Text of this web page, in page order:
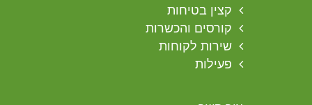
קצין בטיחות
קורסים והכשרות
שירות לקוחות
פעילות